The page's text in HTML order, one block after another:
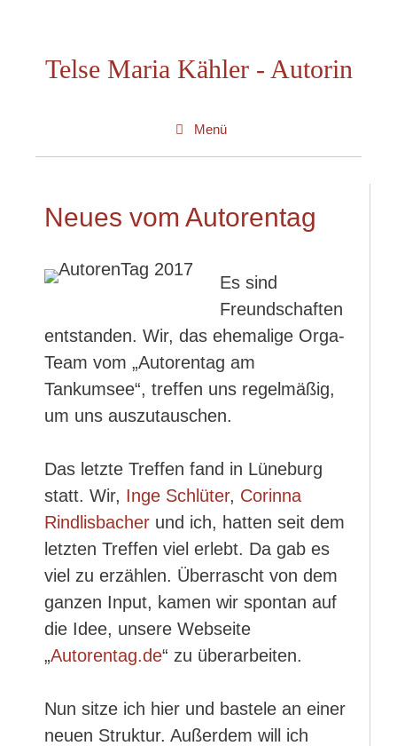
springenTelse Maria Kähler - Autorin
Menü
Neues vom Autorentag
Es sind
Freundschaften
entstanden. Wir, das ehemalige Orga-
Team vom „Autorentag am
Tankumsee“, treffen uns regelmäßig,
um uns auszutauschen.
Das letzte Treffen fand in Lüneburg
statt. Wir, Inge Schlüter, Corinna
Rindlisbacher und ich, hatten seit dem
letzten Treffen viel erlebt. Da gab es
viel zu erzählen. Überrascht von dem
ganzen Input, kamen wir spontan auf
die Idee, unsere Webseite
„Autorentag.de“ zu überarbeiten.
Nun sitze ich hier und bastele an einer
neuen Struktur. Außerdem will ich